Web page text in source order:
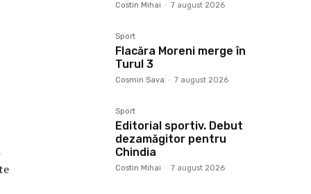
Costin Mihai - 7 august 2026
Sport
Flacăra Moreni merge în
Turul 3
Cosmin Sava - 7 august 2026
Sport
Editorial sportiv. Debut
dezamăgitor pentru
Chindia
Costin Mihai - 7 august 2026